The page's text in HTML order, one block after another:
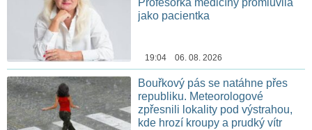
jako pacientka
19:04 06. 08. 2026
Bouřkový pás se natáhne přes
republiku. Meteorologové
zpřesnili lokality pod výstrahou,
kde hrozí kroupy a prudký vítr